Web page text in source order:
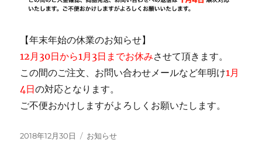
【年末年始の休業のお知らせ】
12月30日から1月3日までお休みさせて頂きます。
この間のご注文、お問い合わせメールなど年明け1月
4日の対応となります。
ご不便おかけしますがよろしくお願いたします。
投
2018年12月30日
カ
お知らせ